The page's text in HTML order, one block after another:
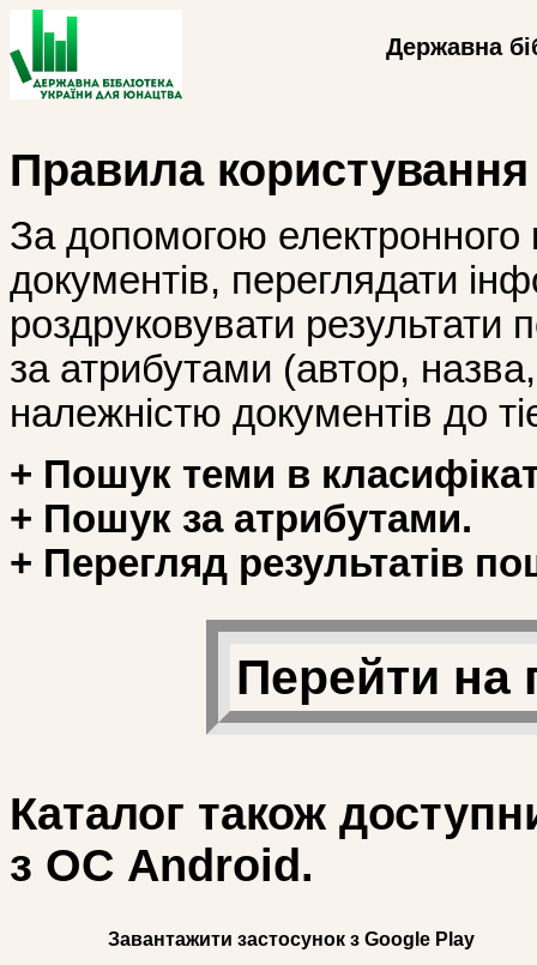
Державна
Правила
За допомогою
документів, переглядати
роздруковувати
за атрибутами (автор, назва,
належністю документів до
+ Пошук теми в
+ Пошук за атрибутами.
+ Перегляд результатів
Перейти на
Каталог також
з ОС Android.
Завантажити застосунок з Google Play